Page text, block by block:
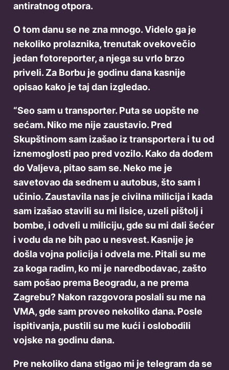
antiratnog otpora.
O tom danu se ne zna mnogo. Videlo ga je
nekoliko prolaznika, trenutak ovekovečio
jedan fotoreporter, a njega su vrlo brzo
priveli. Za Borbu je godinu dana kasnije
opisao kako je taj dan izgledao.
“Seo sam u transporter. Puta se uopšte ne
sećam. Niko me nije zaustavio. Pred
Skupštinom sam izašao iz transportera i tu od
iznemoglosti pao pred vozilo. Kako da dođem
do Valjeva, pitao sam se. Neko me je
savetovao da sednem u autobus, što sam i
učinio. Zaustavila nas je civilna milicija i kada
sam izašao stavili su mi lisice, uzeli pištolj i
bombe, i odveli u miliciju, gde su mi dali šećer
i vodu da ne bih pao u nesvest. Kasnije je
došla vojna policija i odvela me. Pitali su me
za koga radim, ko mi je naredbodavac, zašto
sam pošao prema Beogradu, a ne prema
Zagrebu? Nakon razgovora poslali su me na
VMA, gde sam proveo nekoliko dana. Posle
ispitivanja, pustili su me kući i oslobodili
vojske na godinu dana.
Pre nekoliko dana stigao mi je telegram da se